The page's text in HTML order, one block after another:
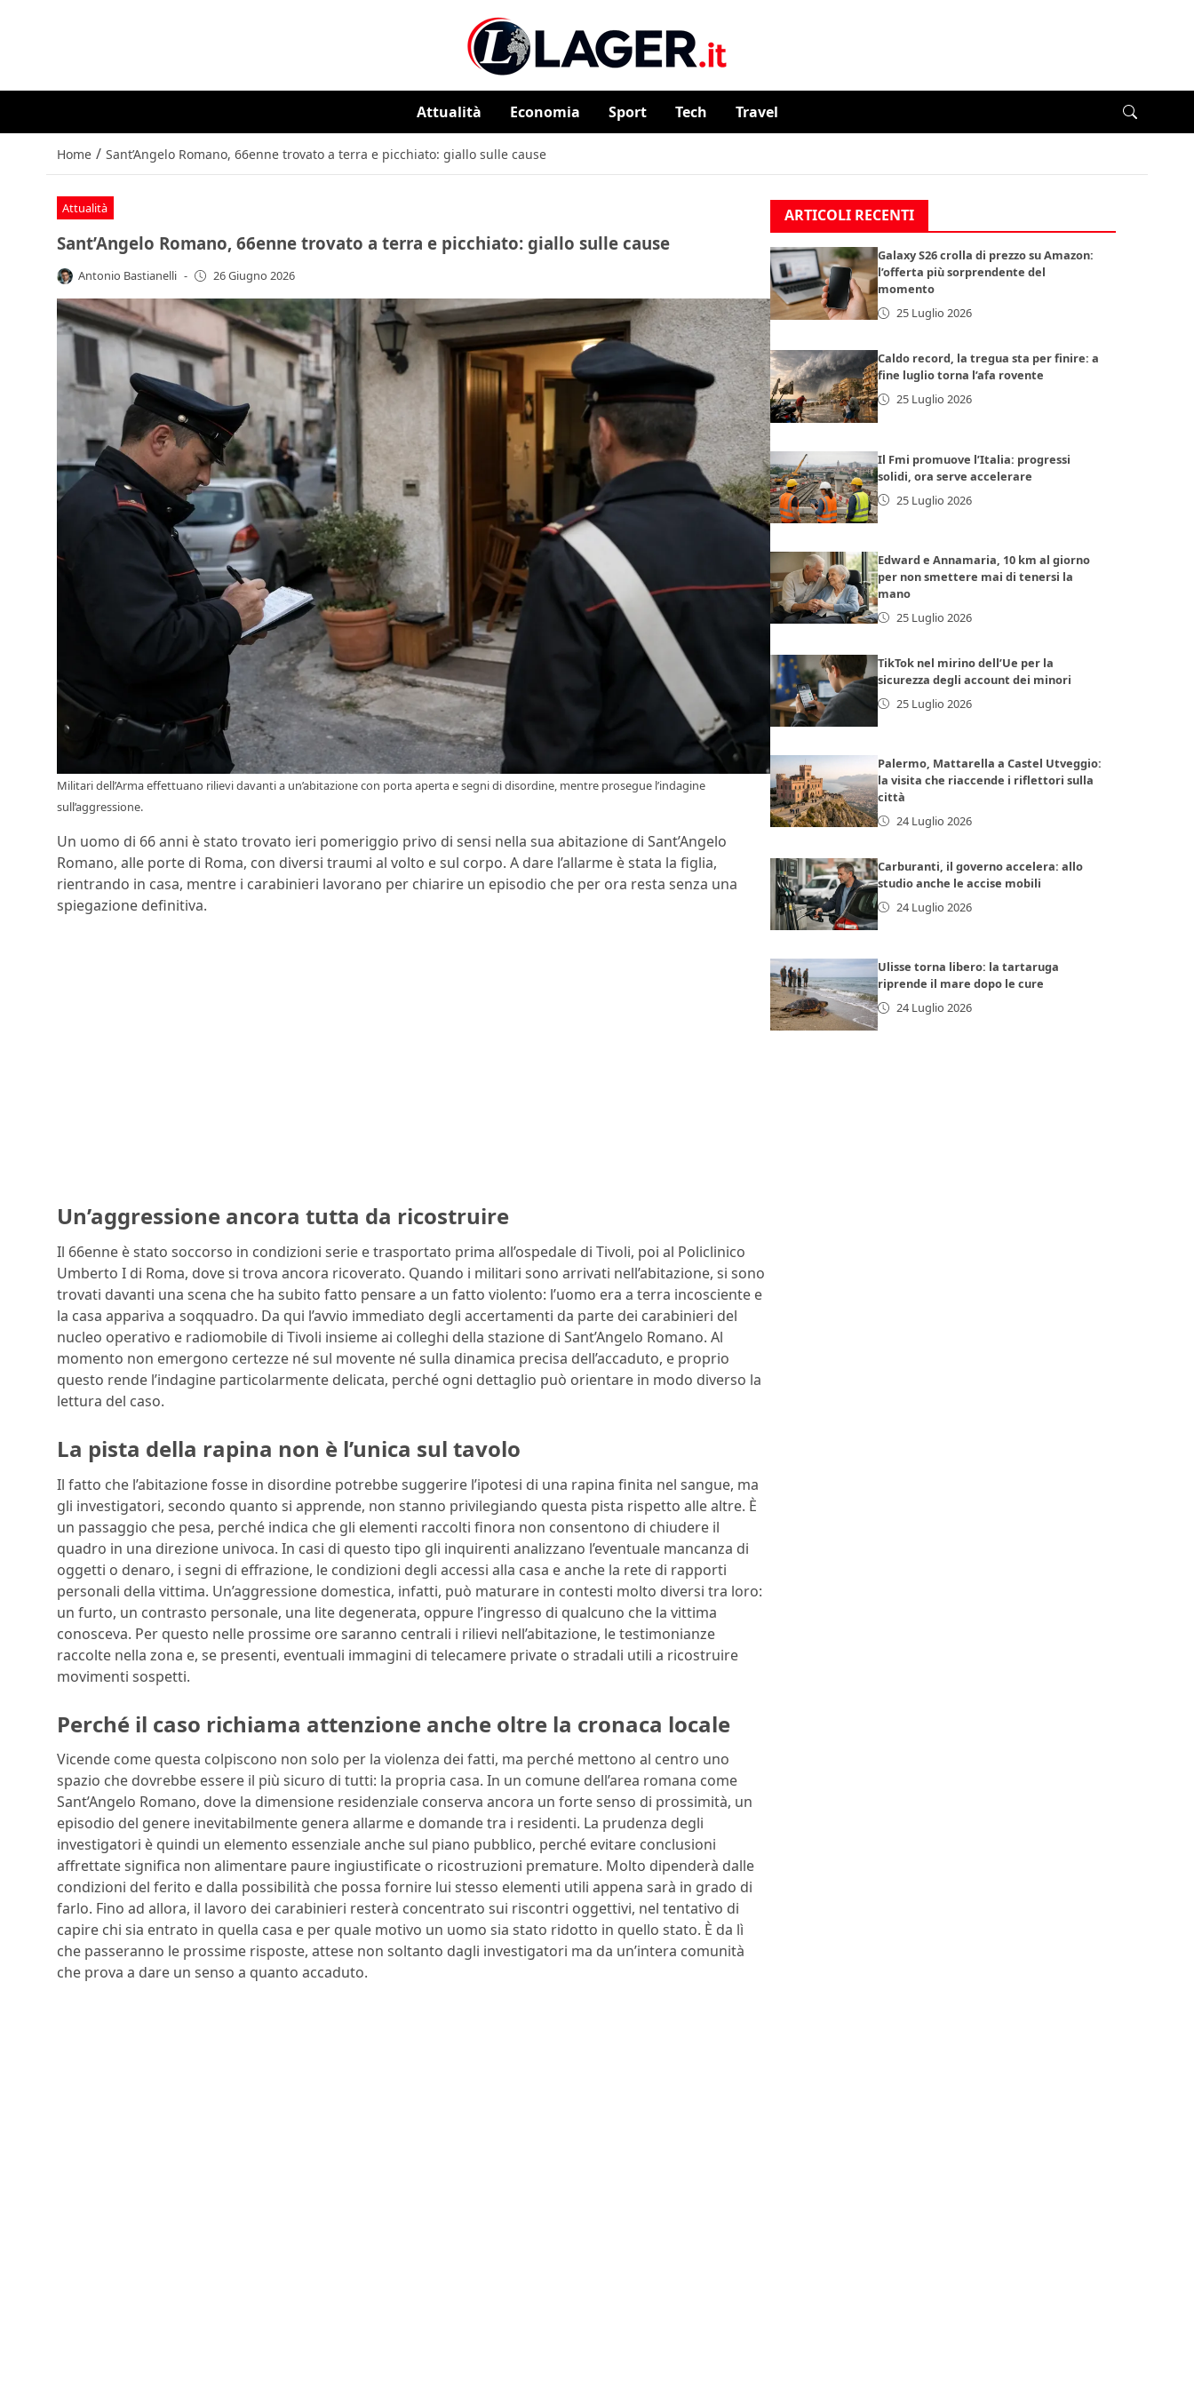
Attualità ⁠⁠Economia Sport Tech Travel
Home / Sant’Angelo Romano, 66enne trovato a terra e picchiato: giallo sulle cause
Attualità
Sant’Angelo Romano, 66enne trovato a terra e picchiato: giallo sulle cause
Antonio Bastianelli - 26 Giugno 2026
Militari dell’Arma effettuano rilievi davanti a un’abitazione con porta aperta e segni di disordine, mentre prosegue l’indagine
sull’aggressione.
Un uomo di 66 anni è stato trovato ieri pomeriggio privo di sensi nella sua abitazione di Sant’Angelo
Romano, alle porte di Roma, con diversi traumi al volto e sul corpo. A dare l’allarme è stata la figlia,
rientrando in casa, mentre i carabinieri lavorano per chiarire un episodio che per ora resta senza una
spiegazione definitiva.
Un’aggressione ancora tutta da ricostruire
Il 66enne è stato soccorso in condizioni serie e trasportato prima all’ospedale di Tivoli, poi al Policlinico
Umberto I di Roma, dove si trova ancora ricoverato. Quando i militari sono arrivati nell’abitazione, si sono
trovati davanti una scena che ha subito fatto pensare a un fatto violento: l’uomo era a terra incosciente e
la casa appariva a soqquadro. Da qui l’avvio immediato degli accertamenti da parte dei carabinieri del
nucleo operativo e radiomobile di Tivoli insieme ai colleghi della stazione di Sant’Angelo Romano. Al
momento non emergono certezze né sul movente né sulla dinamica precisa dell’accaduto, e proprio
questo rende l’indagine particolarmente delicata, perché ogni dettaglio può orientare in modo diverso la
lettura del caso.
La pista della rapina non è l’unica sul tavolo
Il fatto che l’abitazione fosse in disordine potrebbe suggerire l’ipotesi di una rapina finita nel sangue, ma
gli investigatori, secondo quanto si apprende, non stanno privilegiando questa pista rispetto alle altre. È
un passaggio che pesa, perché indica che gli elementi raccolti finora non consentono di chiudere il
quadro in una direzione univoca. In casi di questo tipo gli inquirenti analizzano l’eventuale mancanza di
oggetti o denaro, i segni di effrazione, le condizioni degli accessi alla casa e anche la rete di rapporti
personali della vittima. Un’aggressione domestica, infatti, può maturare in contesti molto diversi tra loro:
un furto, un contrasto personale, una lite degenerata, oppure l’ingresso di qualcuno che la vittima
conosceva. Per questo nelle prossime ore saranno centrali i rilievi nell’abitazione, le testimonianze
raccolte nella zona e, se presenti, eventuali immagini di telecamere private o stradali utili a ricostruire
movimenti sospetti.
Perché il caso richiama attenzione anche oltre la cronaca locale
Vicende come questa colpiscono non solo per la violenza dei fatti, ma perché mettono al centro uno
spazio che dovrebbe essere il più sicuro di tutti: la propria casa. In un comune dell’area romana come
Sant’Angelo Romano, dove la dimensione residenziale conserva ancora un forte senso di prossimità, un
episodio del genere inevitabilmente genera allarme e domande tra i residenti. La prudenza degli
investigatori è quindi un elemento essenziale anche sul piano pubblico, perché evitare conclusioni
affrettate significa non alimentare paure ingiustificate o ricostruzioni premature. Molto dipenderà dalle
condizioni del ferito e dalla possibilità che possa fornire lui stesso elementi utili appena sarà in grado di
farlo. Fino ad allora, il lavoro dei carabinieri resterà concentrato sui riscontri oggettivi, nel tentativo di
capire chi sia entrato in quella casa e per quale motivo un uomo sia stato ridotto in quello stato. È da lì
che passeranno le prossime risposte, attese non soltanto dagli investigatori ma da un’intera comunità
che prova a dare un senso a quanto accaduto.
ARTICOLI RECENTI
Galaxy S26 crolla di prezzo su Amazon:
l’offerta più sorprendente del
momento
25 Luglio 2026
Caldo record, la tregua sta per finire: a
fine luglio torna l’afa rovente
25 Luglio 2026
Il Fmi promuove l’Italia: progressi
solidi, ora serve accelerare
25 Luglio 2026
Edward e Annamaria, 10 km al giorno
per non smettere mai di tenersi la
mano
25 Luglio 2026
TikTok nel mirino dell’Ue per la
sicurezza degli account dei minori
25 Luglio 2026
Palermo, Mattarella a Castel Utveggio:
la visita che riaccende i riflettori sulla
città
24 Luglio 2026
Carburanti, il governo accelera: allo
studio anche le accise mobili
24 Luglio 2026
Ulisse torna libero: la tartaruga
riprende il mare dopo le cure
24 Luglio 2026